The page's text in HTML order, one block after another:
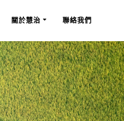
關於慧治 聯絡我們